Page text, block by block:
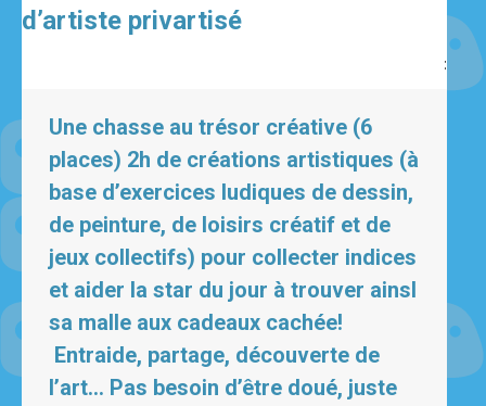
d’artiste privartisé
:
Une chasse au trésor créative (6
places) 2h de créations artistiques (à
base d’exercices ludiques de dessin,
de peinture, de loisirs créatif et de
jeux collectifs) pour collecter indices
et aider la star du jour à trouver ainsI
sa malle aux cadeaux cachée!
Entraide, partage, découverte de
l’art… Pas besoin d’être doué, juste